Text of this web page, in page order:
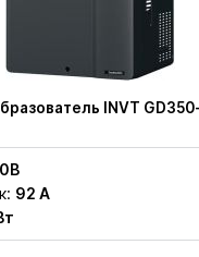
INVT
92 А